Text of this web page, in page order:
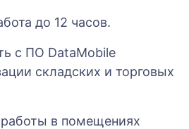
до 12 часов.
с ПО DataMobile
складских и торговых
в помещениях